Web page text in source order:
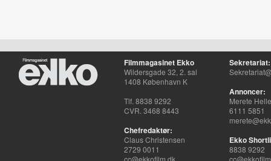
Filmmagasinet Ekko
Wildersgade 32, 2. sal
1408 København K
Tlf. 8838 9292
CVR. 3468 8443
Chefredaktør:
Claus Christensen
2729 0011
cc@ekkofilm.dk
Sekretariat:
Annoncer:
Merete
6111 5851
Ekko
8838 9292